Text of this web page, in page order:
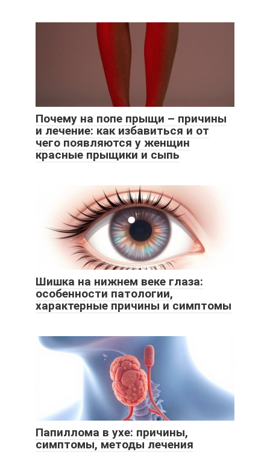
Почему на попе прыщи – причины
и лечение: как избавиться и от
чего появляются у женщин
красные прыщики и сыпь
Шишка на нижнем веке глаза:
особенности патологии,
характерные причины и симптомы
Папиллома в ухе: причины,
симптомы, методы лечения